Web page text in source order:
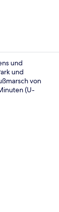
Hochwertige
und
und
von
(U-